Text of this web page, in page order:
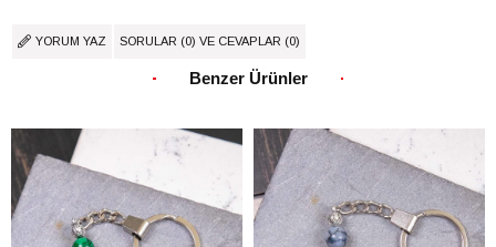
YORUM YAZ SORULAR (0) VE CEVAPLAR (0)
Benzer Ürünler